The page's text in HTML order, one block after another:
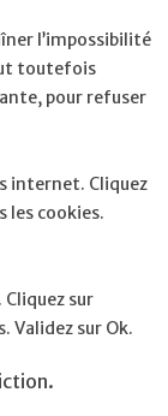
l’impossibilité
toutefois
pour refuser
internet. Cliquez
les cookies.
sur
Validez sur Ok.